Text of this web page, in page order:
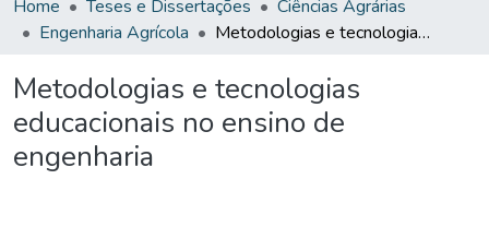
Home Teses e Dissertações
Ciências Agrárias
Engenharia Agrícola
Metodologias e tecnologias educacionais no ensino de engenharia
Metodologias e tecnologias
educacionais no ensino de
engenharia